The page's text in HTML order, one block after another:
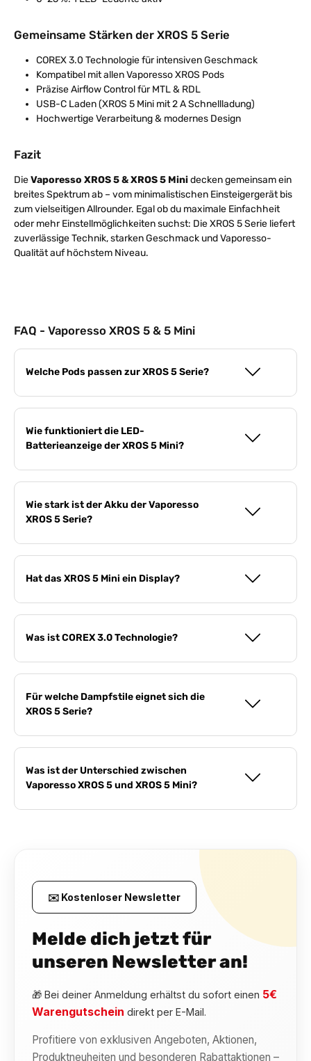
Gemeinsame Stärken der XROS 5 Serie
COREX 3.0 Technologie für intensiven Geschmack
Kompatibel mit allen Vaporesso XROS Pods
Präzise Airflow Control für MTL & RDL
USB-C Laden (XROS 5 Mini mit 2 A Schnellladung)
Hochwertige Verarbeitung & modernes Design
Fazit
DieVaporesso XROS 5 & XROS 5 Minidecken gemeinsam ein
breites Spektrum ab – vom minimalistischen Einsteigergerät bis
zum vielseitigen Allrounder. Egal ob du maximale Einfachheit
oder mehr Einstellmöglichkeiten suchst: Die XROS 5 Serie liefert
zuverlässige Technik, starken Geschmack und Vaporesso-
Qualität auf höchstem Niveau.
FAQ - Vaporesso XROS 5 & 5 Mini
Welche Pods passen zur XROS 5 Serie?
Wie funktioniert die LED-
Batterieanzeige der XROS 5 Mini?
Wie stark ist der Akku der Vaporesso
XROS 5 Serie?
Hat das XROS 5 Mini ein Display?
Was ist COREX 3.0 Technologie?
Für welche Dampfstile eignet sich die
XROS 5 Serie?
Was ist der Unterschied zwischen
Vaporesso XROS 5 und XROS 5 Mini?
✉️ Kostenloser Newsletter
Melde dich jetzt für
unseren Newsletter an!
🎁 Bei deiner Anmeldung erhältst du sofort einen 5€
Warengutschein direkt per E-Mail.
Profitiere von exklusiven Angeboten, Aktionen,
Produktneuheiten und besonderen Rabattaktionen –